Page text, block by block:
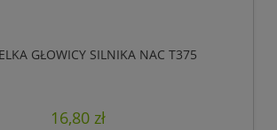
GŁOWICY SILNIKA NAC T375
16,80 zł